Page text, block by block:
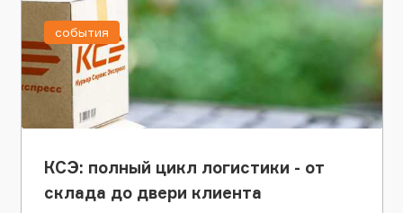
КСЭ: полный цикл логистики - от
склада до двери клиента
события